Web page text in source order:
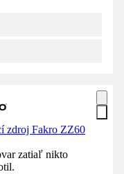
zdroj Fakro ZZ60
zatiaľ nikto